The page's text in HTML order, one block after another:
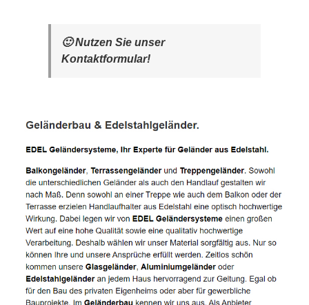
🙂 Nutzen Sie unser
Kontaktformular!